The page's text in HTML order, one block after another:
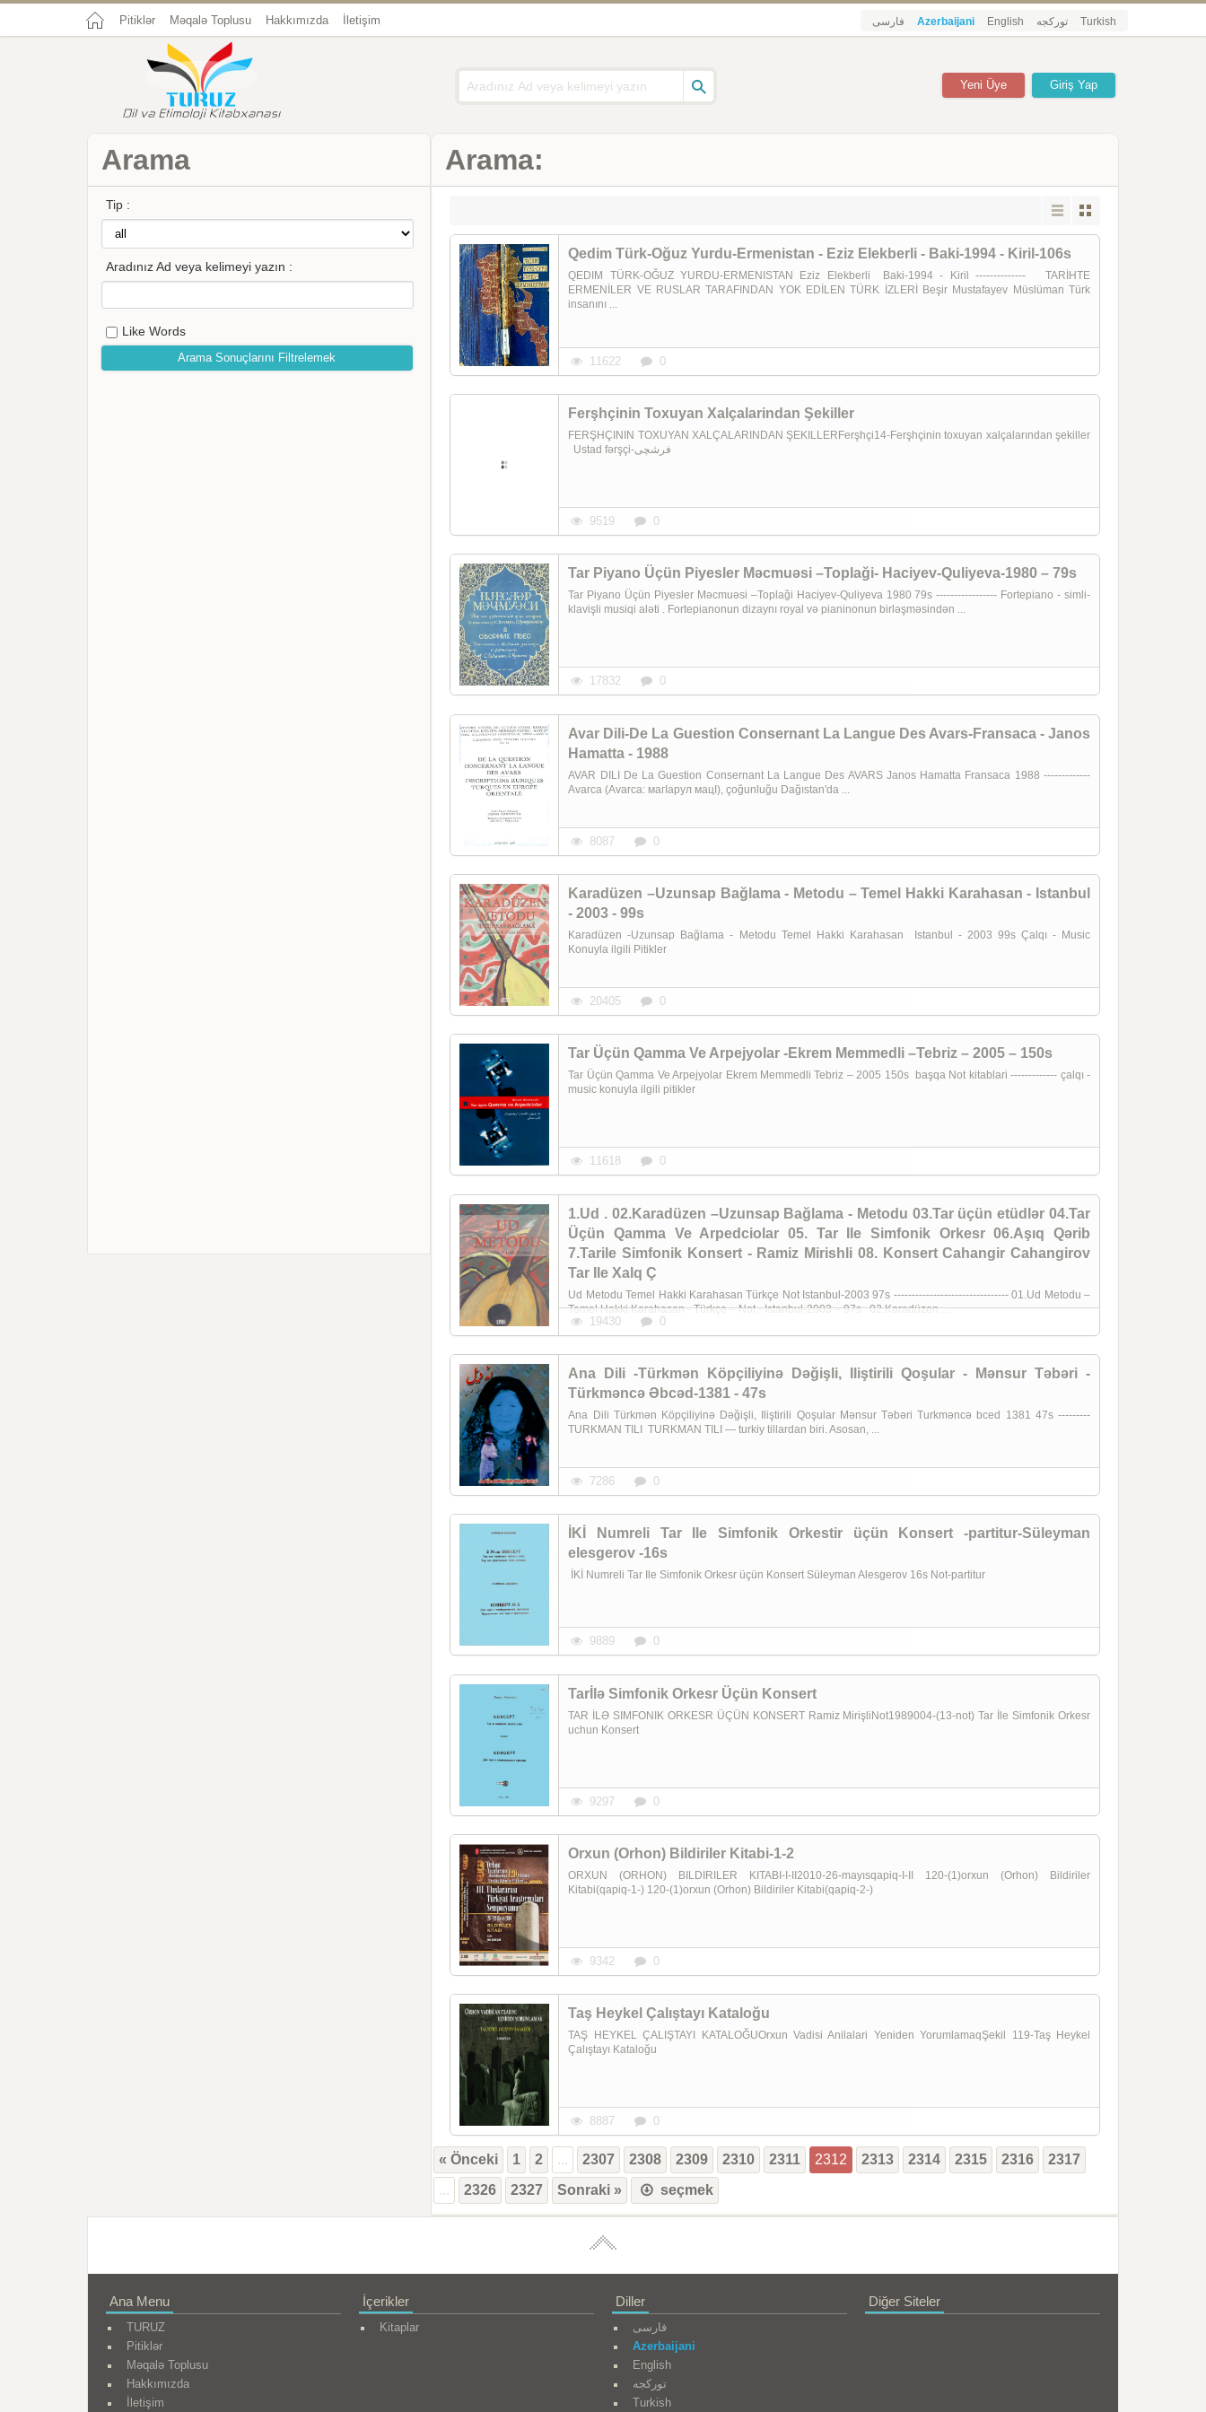
Pitiklər Məqalə Toplusu Hakkımızda İletişim فارسی Azerbaijani English تورکجه Turkish
Giriş Yap
Yeni Üye
Arama:
Qedim Türk-Oğuz Yurdu-Ermenistan - Eziz Elekberli - Baki-1994 - Kiril-106s
QEDIM TÜRK-OĞUZ YURDU-ERMENISTAN Eziz Elekberli Baki-1994 - Kiril -------------- TARİHTE
ERMENİLER VE RUSLAR TARAFINDAN YOK EDİLEN TÜRK İZLERİ Beşir Mustafayev Müslüman Türk
insanını ...
11622 0
Ferşhçinin Toxuyan Xalçalarindan Şekiller
FERŞHÇININ TOXUYAN XALÇALARINDAN ŞEKILLERFerşhçi14-Ferşhçinin toxuyan xalçalarından şekiller
Ustad fərşçi-فرشچی
9519 0
Tar Piyano Üçün Piyesler Məcmuəsi –Toplaği- Haciyev-Quliyeva-1980 – 79s
Tar Piyano Üçün Piyesler Məcmuəsi –Toplaği Haciyev-Quliyeva 1980 79s ----------------- Fortepiano - simli-
klavişli musiqi aləti . Fortepianonun dizaynı royal və pianinonun birləşməsindən ...
17832 0
Avar Dili-De La Guestion Consernant La Langue Des Avars-Fransaca - Janos
Hamatta - 1988
AVAR DILI De La Guestion Consernant La Langue Des AVARS Janos Hamatta Fransaca 1988 -------------
Avarca (Avarca: магӀарул мацӀ), çoğunluğu Dağıstan'da ...
8087 0
Karadüzen –Uzunsap Bağlama - Metodu – Temel Hakki Karahasan - Istanbul
- 2003 - 99s
Karadüzen -Uzunsap Bağlama - Metodu Temel Hakki Karahasan Istanbul - 2003 99s Çalqı - Music
Konuyla ilgili Pitikler
20405 0
Tar Üçün Qamma Ve Arpejyolar -Ekrem Memmedli –Tebriz – 2005 – 150s
Tar Üçün Qamma Ve Arpejyolar Ekrem Memmedli Tebriz – 2005 150s başqa Not kitablari ------------- çalqı -
music konuyla ilgili pitikler
11618 0
1.Ud . 02.Karadüzen –Uzunsap Bağlama - Metodu 03.Tar üçün etüdlər 04.Tar
Üçün Qamma Ve Arpedciolar 05. Tar Ile Simfonik Orkesr 06.Aşıq Qərib
7.Tarile Simfonik Konsert - Ramiz Mirishli 08. Konsert Cahangir Cahangirov
Tar Ile Xalq Ç
Ud Metodu Temel Hakki Karahasan Türkçe Not Istanbul-2003 97s -------------------------------- 01.Ud Metodu –
Temel Hakki Karahasan - Türkçe – Not - Istanbul-2003 – 97s 02.Karadüzen ...
19430 0
Ana Dili -Türkmən Köpçiliyinə Dəğişli, Iliştirili Qoşular - Mənsur Təbəri -
Türkməncə Əbcəd-1381 - 47s
Ana Dili Türkmən Köpçiliyinə Dəğişli, Iliştirili Qoşular Mənsur Təbəri Turkməncə bced 1381 47s ---------
TURKMAN TILI TURKMAN TILI — turkiy tillardan biri. Asosan, ...
7286 0
İKİ Numreli Tar Ile Simfonik Orkestir üçün Konsert -partitur-Süleyman
elesgerov -16s
İKİ Numreli Tar Ile Simfonik Orkesr üçün Konsert Süleyman Alesgerov 16s Not-partitur
9889 0
Tarİlə Simfonik Orkesr Üçün Konsert
TAR İLƏ SIMFONIK ORKESR ÜÇÜN KONSERT Ramiz MirişliNot1989004-(13-not) Tar İle Simfonik Orkesr
uchun Konsert
9297 0
Orxun (Orhon) Bildiriler Kitabi-1-2
ORXUN (ORHON) BILDIRILER KITABI-I-II2010-26-mayısqapiq-I-II 120-(1)orxun (Orhon) Bildiriler
Kitabi(qapiq-1-) 120-(1)orxun (Orhon) Bildiriler Kitabi(qapiq-2-)
9342 0
Taş Heykel Çalıştayı Kataloğu
TAŞ HEYKEL ÇALIŞTAYI KATALOĞUOrxun Vadisi Anilalari Yeniden YorumlamaqŞekil 119-Taş Heykel
Çalıştayı Kataloğu
8887 0
« Önceki 1 2 ... 2307 2308 2309 2310 2311 2312 2313 2314 2315 2316
2317
...
2326 2327 Sonraki » seçmek
Arama
Tip :
Aradınız Ad veya kelimeyi yazın :
Like Words
Diğer Siteler
Diller
فارسی
Azerbaijani
English
تورکجه
Turkish
İçerikler
Kitaplar
Ana Menu
TURUZ
Pitiklər
Məqalə Toplusu
Hakkımızda
İletişim